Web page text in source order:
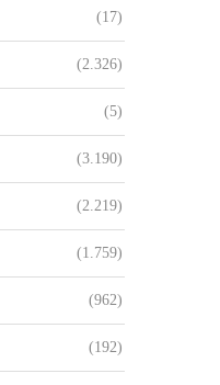
(17)
(2.326)
(5)
(3.190)
(2.219)
(1.759)
(962)
(192)